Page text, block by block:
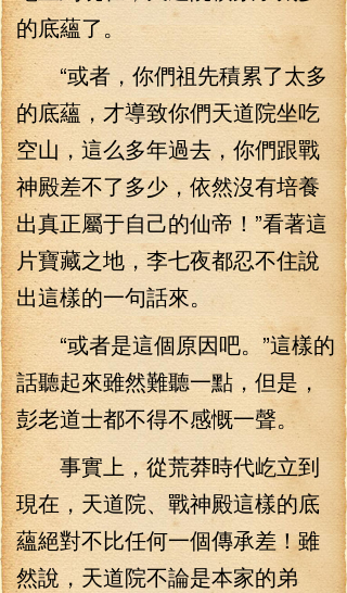
的底蘊了。
“或者，你們祖先積累了太多
的底蘊，才導致你們天道院坐吃
空山，這么多年過去，你們跟戰
神殿差不了多少，依然沒有培養
出真正屬于自己的仙帝！”看著這
片寶藏之地，李七夜都忍不住說
出這樣的一句話來。
“或者是這個原因吧。”這樣的
話聽起來雖然難聽一點，但是，
彭老道士都不得不感慨一聲。
事實上，從荒莽時代屹立到
現在，天道院、戰神殿這樣的底
蘊絕對不比任何一個傳承差！雖
然說，天道院不論是本家的弟